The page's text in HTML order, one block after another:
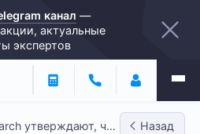
канал —
актуальные
экспертов
утверждают, что
Назад